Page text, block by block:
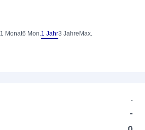
1 Monat6 Mon.1 Jahr3 Jahre Max.
-
-